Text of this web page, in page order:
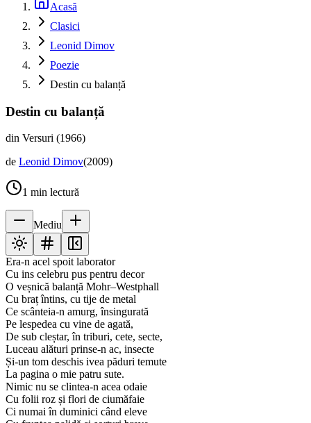
Acasă
Clasici
Leonid Dimov
Poezie
Destin cu balanță
Destin cu balanță
din Versuri (1966)
de Leonid Dimov(2009)
1 min lectură
Mediu
Era-n acel spoit laborator
Cu ins celebru pus pentru decor
O veșnică balanță Mohr–Westphall
Cu braț întins, cu tije de metal
Ce scânteia-n amurg, însingurată
Pe lespedea cu vine de agată,
De sub cleștar, în triburi, cete, secte,
Luceau alături prinse-n ac, insecte
Și-un tom deschis ivea păduri temute
La pagina o mie patru sute.
Nimic nu se clintea-n acea odaie
Cu folii roz și flori de ciumăfaie
Ci numai în duminici când eleve